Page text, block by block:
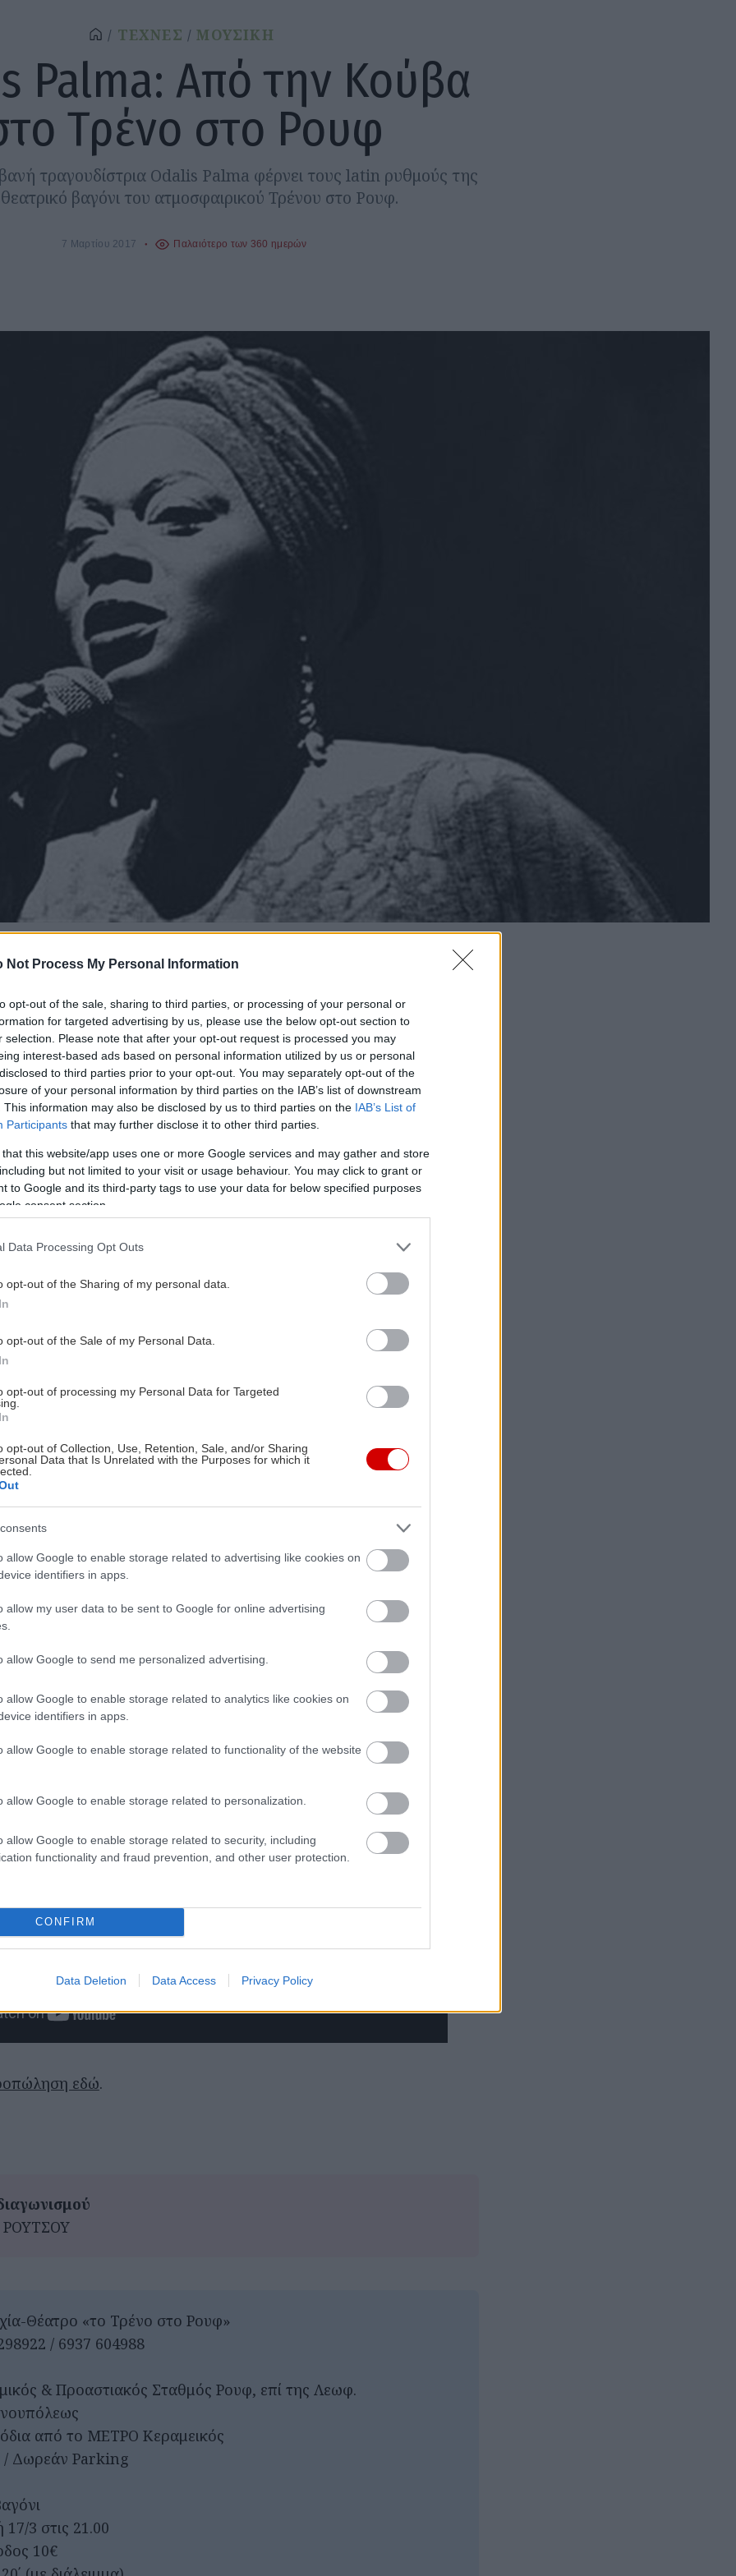
Not Process My Personal Information
opt-out of the sale, sharing to third parties, or processing of your personal or
for targeted advertising by us, please use the below opt-out section to
selection. Please note that after your opt-out request is processed you may
interest-based ads based on personal information utilized by us or personal
to third parties prior to your opt-out. You may separately opt-out of the
of your personal information by third parties on the IAB’s list of downstream
This information may also be disclosed by us to third parties on the IAB’s List of
Participants that may further disclose it to other third parties.
that this website/app uses one or more Google services and may gather and store
but not limited to your visit or usage behaviour. You may click to grant or
to Google and its third-party tags to use your data for below specified purposes
consent section.
Data Processing Opt Outs
opt-out of the Sharing of my personal data.
opt-out of the Sale of my Personal Data.
opt-out of processing my Personal Data for Targeted
opt-out of Collection, Use, Retention, Sale, and/or Sharing
Data that Is Unrelated with the Purposes for which it
allow Google to enable storage related to advertising like cookies on
identifiers in apps.
allow my user data to be sent to Google for online advertising
allow Google to send me personalized advertising.
allow Google to enable storage related to analytics like cookies on
identifiers in apps.
allow Google to enable storage related to functionality of the website
allow Google to enable storage related to personalization.
allow Google to enable storage related to security, including
functionality and fraud prevention, and other user protection.
CONFIRM
Data Deletion Data Access Privacy Policy
ΤΕΧΝΕΣ ΜΟΥΣΙΚΗ
Palma: Από την Κούβα
Τρένο στο Ρουφ
τραγουδίστρια Odalis Palma φέρνει τους latin ρυθμούς της
βαγόνι του ατμοσφαιρικού Τρένου στο Ρουφ.
7 Μαρτίου 2017 Παλαιότερο των 360 ημερών
τραγουδίστρια Odalis Palma για πρώτη φορά κάνει στάση στο
της Αμαξοστοιχίας-Θεάτρου το Τρένο στο Ρουφ την Παρασκευή 17
μουσικούς, τον Roman Gomez στα πλήκτρα και τον
στα τύμπανα, μοιράζονται με τους θεατές νέους εναλλακτικούς
της παραδοσιακής αργεντίνικης μουσικής (όπως του tango,
zamba) με επιρροές από την jazz και τη latin american
στοιχεία από την Καραϊβική και ρυθμούς από την Κούβα.
εδώ.
Θέατρο «το Τρένο στο Ρουφ»
/ 6937 604988
& Προαστιακός Σταθμός Ρουφ, επί της Λεωφ.
από το ΜΕΤΡΟ Κεραμεικός
Δωρεάν Parking
3 στις 21.00
10€